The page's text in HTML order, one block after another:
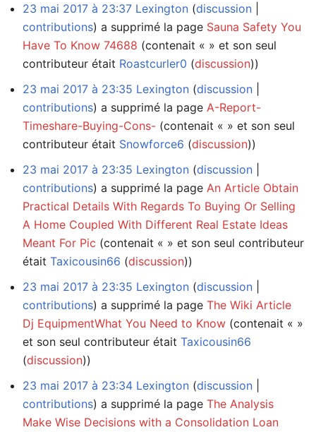
23 mai 2017 à 23:37 Lexington discussion
contributions a supprimé la page Sauna Safety You
Have To Know 74688 (contenait « » et son seul
contributeur était Roastcurler0 (discussion))
23 mai 2017 à 23:35 Lexington discussion
contributions a supprimé la page A-Report-
Timeshare-Buying-Cons- (contenait « » et son seul
contributeur était Snowforce6 (discussion))
23 mai 2017 à 23:35 Lexington discussion
contributions a supprimé la page An Article Obtain
Practical Details With Regards To Buying Or Selling
A Home Coupled With Different Real Estate Ideas
Meant For Pic (contenait « » et son seul contributeur
était Taxicousin66 (discussion))
23 mai 2017 à 23:35 Lexington discussion
contributions a supprimé la page The Wiki Article
Dj EquipmentWhat You Need to Know (contenait « »
et son seul contributeur était Taxicousin66
(discussion))
23 mai 2017 à 23:34 Lexington discussion
contributions a supprimé la page The Analysis
Make Wise Decisions with a Consolidation Loan